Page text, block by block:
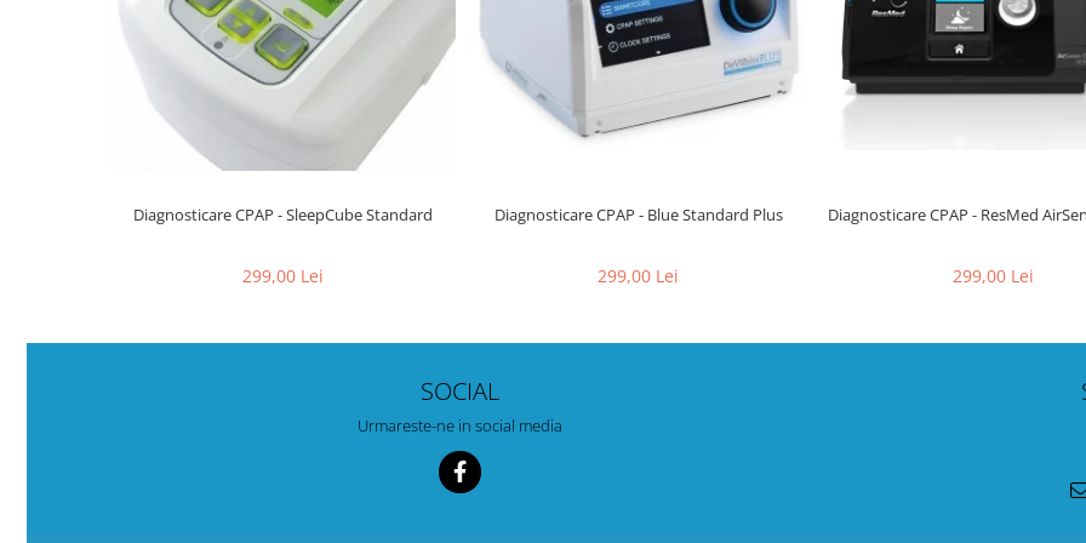
Diagnosticare CPAP - SleepCube Standard
299,00 Lei
Diagnosticare CPAP - Blue Standard Plus
299,00 Lei
Diagnosticare CPAP - ResMed
299,00 Lei
SOCIAL
Urmareste-ne in social media